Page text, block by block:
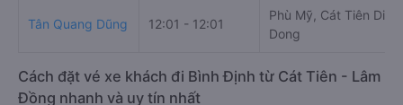
Tân Quang Dũng 12:01 - 12:01
Phù Mỹ, Cát Tiên
Dong
Cách đặt vé xe khách đi Bình Định từ Cát Tiên - Lâm
Đồng nhanh và uy tín nhất